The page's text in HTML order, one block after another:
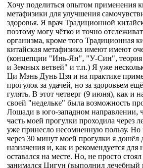
Хочу поделиться опытом применения
метафизики для улучшения
здоровья. Я врач Традиционной
поэтому могу чётко и точно
организма, кроме того Традиционная
китайская метафизика имеют имеют
(концепции "Инь-Ян", "У-Син", теория
и Земных ветвей" и т.п.) Я уже
Ци Мэнь Дунь Цзя и на практике
прогулок за удачей, но за здоровьем
гулять. В этот четверг (9 июня), как и
своей "недельке" была возможность
Лошади в юго-западном направлении,
часть моей прогулки проходила через
уже принесло несомненную пользу. Но
через 30 минут моей прогулки я дошёл
назначения и, как и рекомендуется
оставался на месте. Но, не просто
занимался Цигун (выполнил лечебный